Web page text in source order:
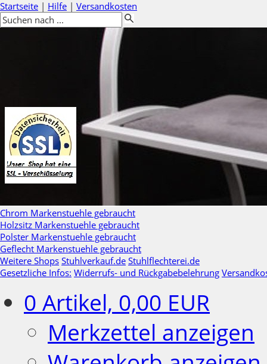
Startseite | Hilfe | Versandkosten
Chrom Markenstuehle gebraucht
Holzsitz Markenstuehle gebraucht
Polster Markenstuehle gebraucht
Geflecht Markenstuehle gebraucht
Weitere Shops Stuhlverkauf.de Stuhlflechterei.de
Gesetzliche Infos: Widerrufs- und Rückgabebelehrung
0 Artikel, 0,00 EUR
Merkzettel anzeigen